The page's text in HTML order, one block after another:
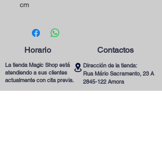
cm
Horario
La tienda Magic Shop está
atendiendo a sus clientes
actualmente con cita previa.
Contactos
Dirección de la tienda:
Rua Mário Sacramento, 23 A
2845-122 Amora